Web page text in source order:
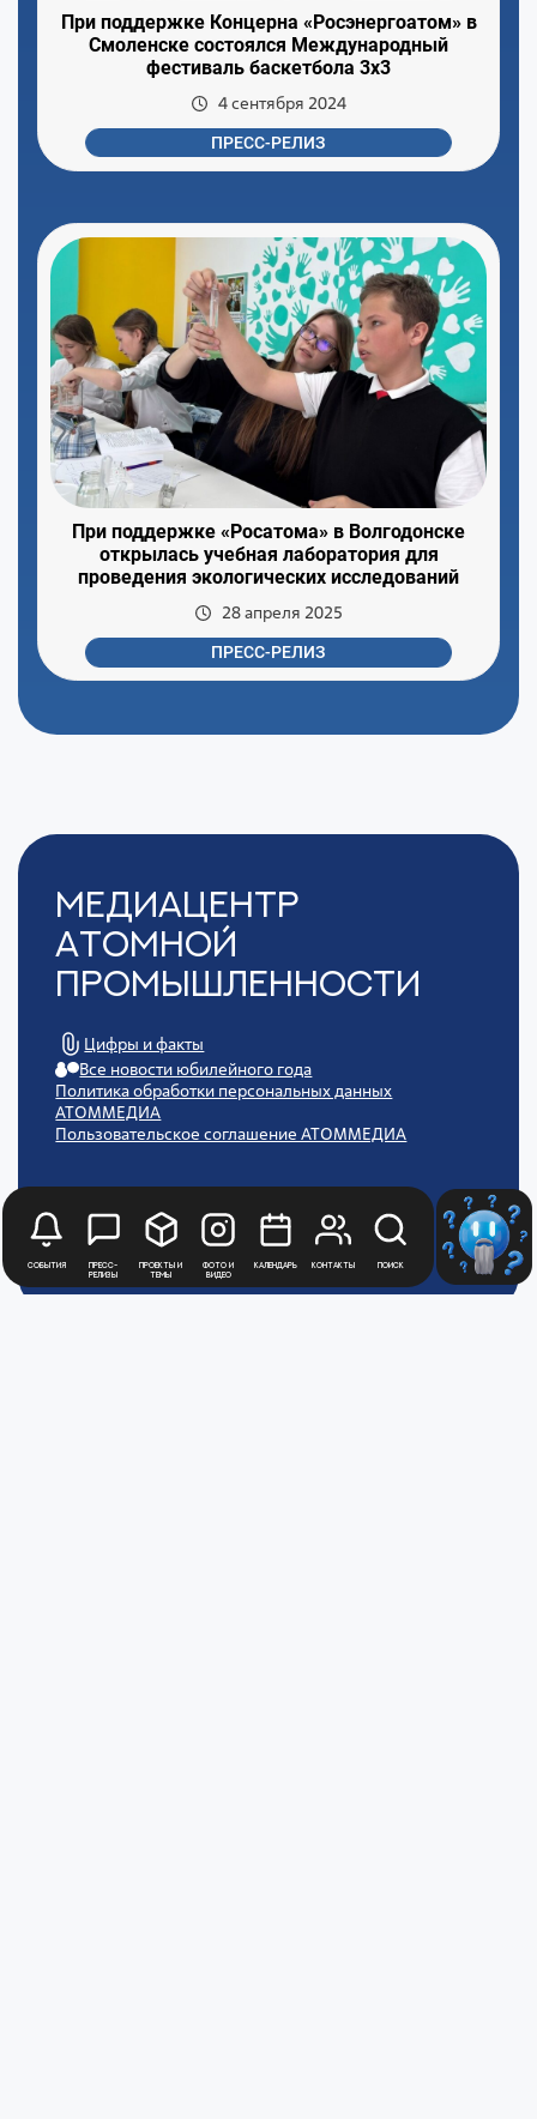
События
Пресс-
релизы
Проекты и
темы
Фото и
видео
Календарь Контакты Поиск
При поддержке Концерна «Росэнергоатом» в
Смоленске состоялся Международный
фестиваль баскетбола 3х3
4 сентября 2024
ПРЕСС-РЕЛИЗ
При поддержке «Росатома» в Волгодонске
открылась учебная лаборатория для
проведения экологических исследований
28 апреля 2025
ПРЕСС-РЕЛИЗ
Медиацентр
Атомной
Промышленности
Цифры и факты
Все новости юбилейного года
Политика обработки персональных данных
АТОММЕДИА
Пользовательское соглашение АТОММЕДИА